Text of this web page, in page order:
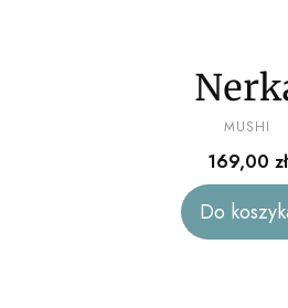
kwiaty"
MUSHI
Cena
169,00 zł
Do